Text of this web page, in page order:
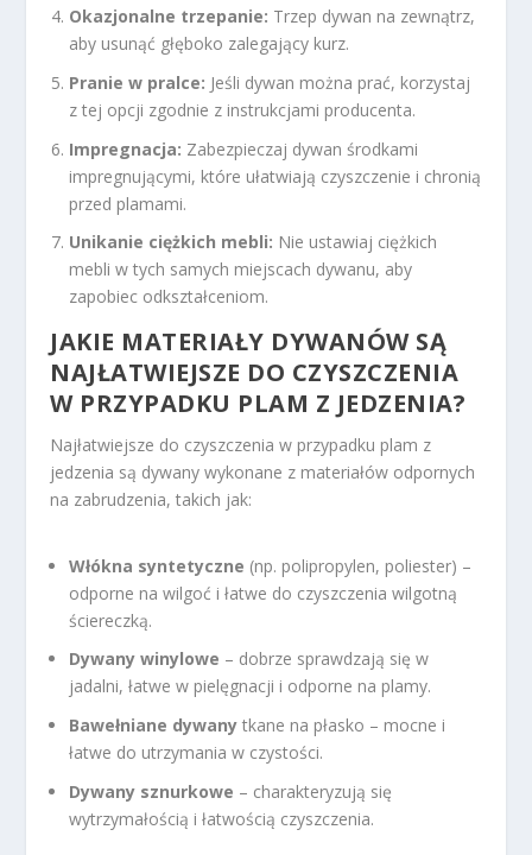
Okazjonalne trzepanie: Trzep dywan na zewnątrz,
aby usunąć głęboko zalegający kurz.
Pranie w pralce: Jeśli dywan można prać, korzystaj
z tej opcji zgodnie z instrukcjami producenta.
Impregnacja: Zabezpieczaj dywan środkami
impregnującymi, które ułatwiają czyszczenie i chronią
przed plamami.
Unikanie ciężkich mebli: Nie ustawiaj ciężkich
mebli w tych samych miejscach dywanu, aby
zapobiec odkształceniom.
JAKIE MATERIAŁY DYWANÓW SĄ
NAJŁATWIEJSZE DO CZYSZCZENIA
W PRZYPADKU PLAM Z JEDZENIA?
Najłatwiejsze do czyszczenia w przypadku plam z
jedzenia są dywany wykonane z materiałów odpornych
na zabrudzenia, takich jak:
Włókna syntetyczne (np. polipropylen, poliester) –
odporne na wilgoć i łatwe do czyszczenia wilgotną
ściereczką.
Dywany winylowe – dobrze sprawdzają się w
jadalni, łatwe w pielęgnacji i odporne na plamy.
Bawełniane dywany tkane na płasko – mocne i
łatwe do utrzymania w czystości.
Dywany sznurkowe – charakteryzują się
wytrzymałością i łatwością czyszczenia.